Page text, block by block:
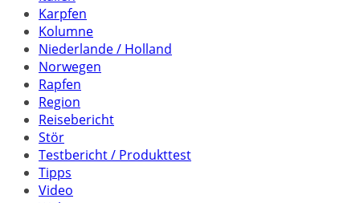
Karpfen
Kolumne
Niederlande / Holland
Norwegen
Rapfen
Region
Reisebericht
Stör
Testbericht / Produkttest
Tipps
Video